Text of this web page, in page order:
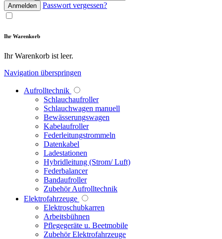
Anmelden Passwort vergessen?
Ihr Warenkorb
Ihr Warenkorb ist leer.
Navigation überspringen
Aufrolltechnik
Schlauchaufroller
Schlauchwagen manuell
Bewässerungswagen
Kabelaufroller
Federleitungstrommeln
Datenkabel
Ladestationen
Hybridleitung (Strom/ Luft)
Federbalancer
Bandaufroller
Zubehör Aufrolltechnik
Elektrofahrzeuge
Elektroschubkarren
Arbeitsbühnen
Pflegegeräte u. Beetmobile
Zubehör Elektrofahrzeuge